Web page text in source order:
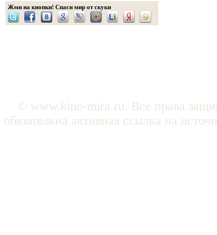
Жми на кнопки! Спаси мир от скуки
© www.kino-mira.ru. Все права
обязательна активная ссылка на